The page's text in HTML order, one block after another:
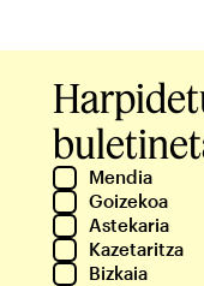
Mendia
Goizekoa
Astekaria
Kazetaritza
Bizkaia